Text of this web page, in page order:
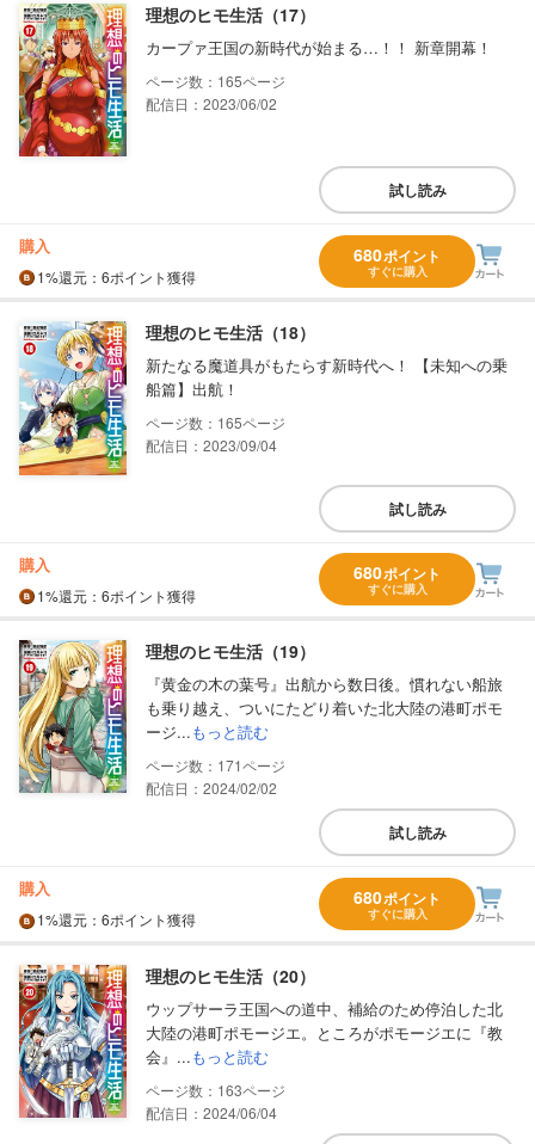
理想のヒモ生活（17）
カープァ王国の新時代が始まる…！！ 新章開幕！
165
配信日：2023/06/02
試し読み
購入
1%還元 ：6ポイント獲得
680ポイント
すぐに購入
理想のヒモ生活（18）
新たなる魔道具がもたらす新時代へ！ 【未知への乗
船篇】出航！
165
配信日：2023/09/04
試し読み
購入
1%還元 ：6ポイント獲得
680ポイント
すぐに購入
理想のヒモ生活（19）
『黄金の木の葉号』出航から数日後。慣れない船旅
も乗り越え、ついにたどり着いた北大陸の港町ポモ
ージ...もっと読む
171
配信日：2024/02/02
試し読み
購入
1%還元 ：6ポイント獲得
680ポイント
すぐに購入
理想のヒモ生活（20）
ウップサーラ王国への道中、補給のため停泊した北
大陸の港町ポモージエ。ところがポモージエに『教
会』...もっと読む
163
配信日：2024/06/04